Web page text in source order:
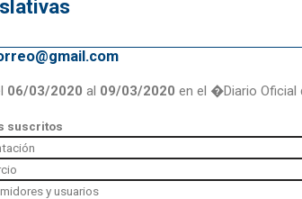
06/03/2020 al 09/03/2020 en el �Diario Oficial
suscritos
y usuarios